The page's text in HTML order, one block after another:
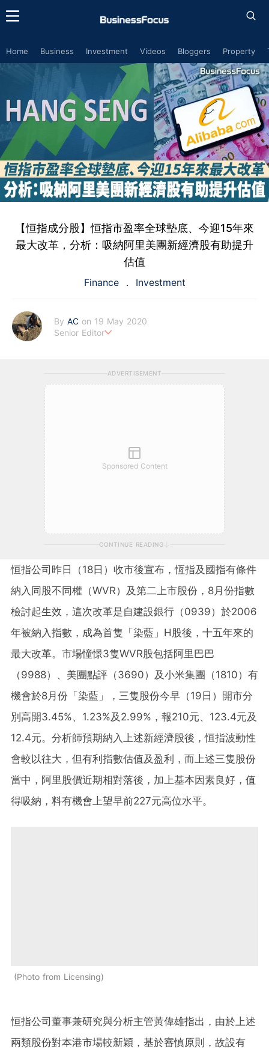
Home Business Investment Videos Bloggers Property
【恒指成分股】恒指市盈率全球墊底、今迎15年來
最大改革，分析：吸納阿里美團新經濟股有助提升
估值
Finance Investment
By AC on 19 May 2020
Senior Editor
ADVERTISEMENT
Sponsored Content
CONTINUE READING
恒指公司昨日（18日）收市後宣布，恆指及國指有條件
納入同股不同權（WVR）及第二上市股份，8月份指數
檢討起生效，這次改革是自建設銀行（0939）於2006
年被納入指數，成為首隻「染藍」H股後，十五年來的
最大改革。市場憧憬3隻WVR股包括阿里巴巴
（9988）、美團點評（3690）及小米集團（1810）有
機會於8月份「染藍」，三隻股份今早（19日）開市分
別高開3.45%、1.23%及2.99%，報210元、123.4元及
12.4元。分析師預期納入上述新經濟股後，恒指波動性
會較以往大，但有利指數估值及盈利，而上述三隻股份
當中，阿里股價近期相對落後，加上基本因素良好，值
得吸納，料有機會上望早前227元高位水平。
Photo from Licensing
恒指公司董事兼研究與分析主管黃偉雄指出，由於上述
兩類股份對本港市場較新穎，基於審慎原則，故設有